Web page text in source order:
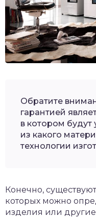
Обратите
гарантией
в котором будут
из какого
технологии
Конечно,
которых можно
изделия или другие